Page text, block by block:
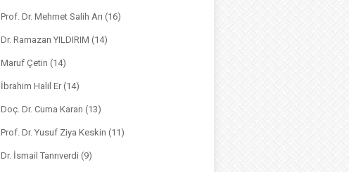
Prof. Dr. Mehmet Salih Arı (16)
Dr. Ramazan YILDIRIM (14)
Maruf Çetin (14)
İbrahim Halil Er (14)
Doç. Dr. Cuma Karan (13)
Prof. Dr. Yusuf Ziya Keskin (11)
Dr. İsmail Tanrıverdi (9)